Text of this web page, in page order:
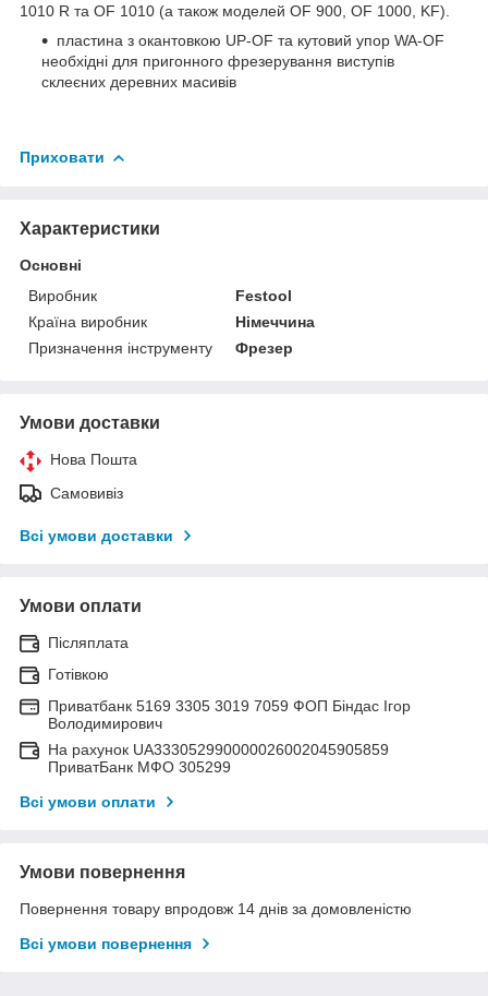
1010 R та OF 1010 (а також моделей OF 900, OF 1000, KF).
пластина з окантовкою UP-OF та кутовий упор WA-OF
необхідні для пригонного фрезерування виступів
склеєних деревних масивів
Приховати
Характеристики
Основні
Виробник
Festool
Країна виробник
Німеччина
Призначення інструменту
Фрезер
Умови доставки
Нова Пошта
Самовивіз
Всі умови доставки
Умови оплати
Післяплата
Готівкою
Приватбанк 5169 3305 3019 7059 ФОП Біндас Ігор
Володимирович
На рахунок UA333052990000026002045905859
ПриватБанк МФО 305299
Всі умови оплати
Умови повернення
Повернення товару впродовж 14 днів за домовленістю
Всі умови повернення